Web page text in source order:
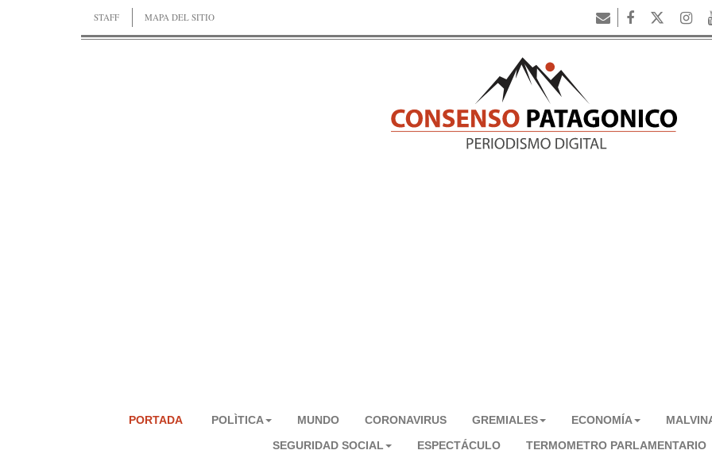
STAFF MAPA DEL SITIO
PORTADA POLÌTICA MUNDO CORONAVIRUS GREMIALES ECONOMÍA
SEGURIDAD SOCIAL
ESPECTÁCULO TERMOMETRO PARLAMENTARIO